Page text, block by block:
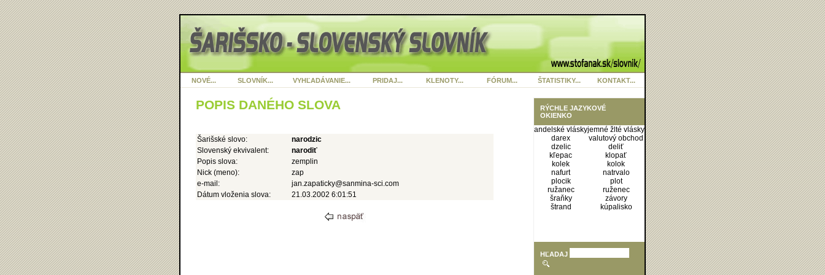
NOVÉ... SLOVNÍK... VYHĽADÁVANIE... PRIDAJ... KLENOTY... FÓRUM... ŠTATISTIKY... KONTAKT...
RÝCHLE JAZYKOVÉ
OKIENKO
andelské vláskyjemné žlté vlásky
darex
valutový obchod
dzelic
deliť
kľepac
klopať
kolek
kolok
nafurt
natrvalo
plocik
plot
ružanec
ruženec
šraňky
závory
štrand
kúpalisko
HĽADAJ
POPIS DANÉHO SLOVA
Šarišské slovo:
narodzic
Slovenský ekvivalent:
narodiť
Popis slova:
zemplin
Nick (meno):
zap
e-mail:
jan.zapaticky@sanmina-sci.com
Dátum vloženia slova:
21.03.2002 6:01:51